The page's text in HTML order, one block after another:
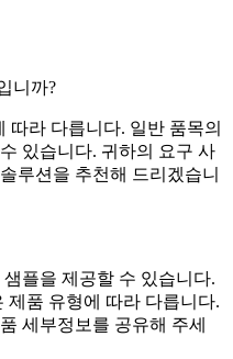
니까?
따라 다릅니다. 일반 품목의
있습니다. 귀하의 요구 사
루션을 추천해 드리겠습니
플을 제공할 수 있습니다.
제품 유형에 따라 다릅니다.
세부정보를 공유해 주세